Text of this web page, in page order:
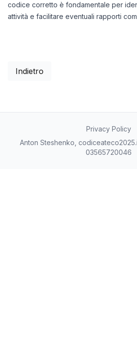
codice corretto è fondamentale per
attività e facilitare eventuali rapporti
Indietro
Privacy Policy
Anton Steshenko,
03565720046